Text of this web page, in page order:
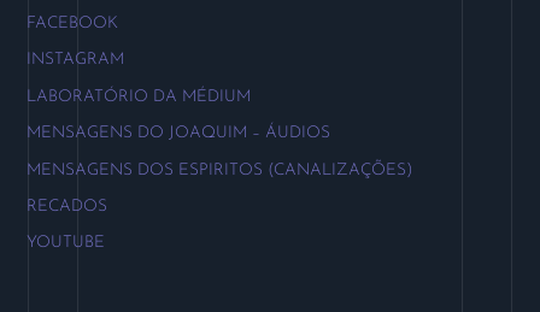
FACEBOOK
INSTAGRAM
LABORATÓRIO DA MÉDIUM
MENSAGENS DO JOAQUIM – ÁUDIOS
MENSAGENS DOS ESPIRITOS (CANALIZAÇÕES)
RECADOS
YOUTUBE